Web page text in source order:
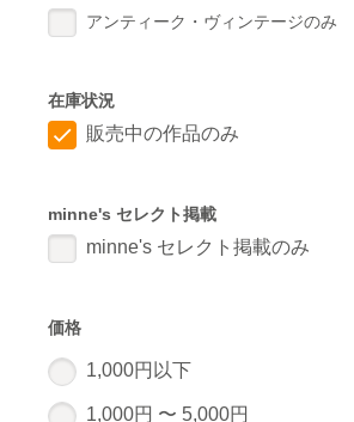
アンティーク・ヴィンテージのみ
在庫状況
販売中の作品のみ
minne's セレクト掲載
minne's セレクト掲載のみ
価格
1,000円以下
1,000円 〜 5,000円